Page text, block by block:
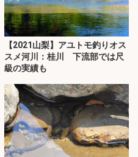
【2021山梨】アユトモ釣りオス
スメ河川：桂川 下流部では尺
級の実績も